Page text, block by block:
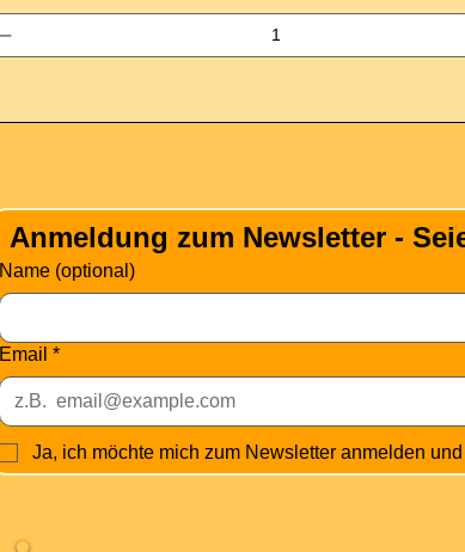
Anmeldung zum Newsletter -
Name (optional)
Email *
Ja, ich möchte mich zum Newsletter anmelden